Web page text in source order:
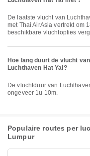
De laatste vlucht van Luchthaven Kuala Lumpur naar Luchthaven Hat Yai
met Thai AirAsia vertrekt om
beschikbare vluchtopties
Hoe lang duurt de vlucht
Luchthaven Hat Yai?
De vluchtduur van Luchthaven Kuala Lumpur naar Luchthaven Hat Yai is
ongeveer 1u 10m.
Populaire routes per
Lumpur